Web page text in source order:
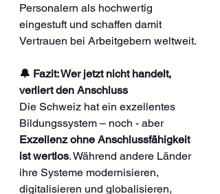
Personalern als hochwertig
eingestuft und schaffen damit
Vertrauen bei Arbeitgebern weltweit.
🔔 Fazit: Wer jetzt nicht handelt,
verliert den Anschluss
Die Schweiz hat ein exzellentes
Bildungssystem – noch - aber
Exzellenz ohne Anschlussfähigkeit
ist wertlos. Während andere Länder
ihre Systeme modernisieren,
digitalisieren und globalisieren,